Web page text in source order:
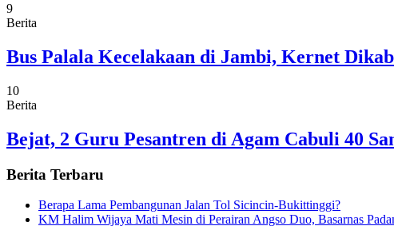
9
Berita
Bus Palala Kecelakaan di Jambi, Kernet
10
Berita
Bejat, 2 Guru Pesantren di Agam Cabuli 40
Berita Terbaru
Berapa Lama Pembangunan Jalan Tol Sicincin-Bukittinggi?
KM Halim Wijaya Mati Mesin di Perairan Angso Duo, Basarnas